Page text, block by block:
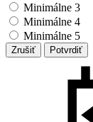
Minimálne 3
Minimálne 4
Minimálne 5
Zrušiť Potvrdiť